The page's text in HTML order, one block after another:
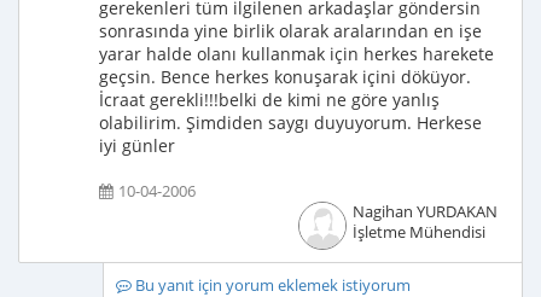
gerekenleri tüm ilgilenen arkadaşlar göndersin
sonrasında yine birlik olarak aralarından en işe
yarar halde olanı kullanmak için herkes harekete
geçsin. Bence herkes konuşarak içini döküyor.
İcraat gerekli!!!belki de kimi ne göre yanlış
olabilirim. Şimdiden saygı duyuyorum. Herkese
iyi günler
10-04-2006
Nagihan YURDAKAN
İşletme Mühendisi
Bu yanıt için yorum eklemek istiyorum